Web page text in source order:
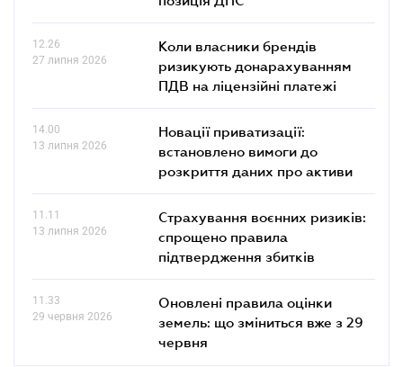
12.26
27 липня 2026
Коли власники брендів
ризикують донарахуванням
ПДВ на ліцензійні платежі
14.00
13 липня 2026
Новації приватизації:
встановлено вимоги до
розкриття даних про активи
11.11
13 липня 2026
Страхування воєнних ризиків:
спрощено правила
підтвердження збитків
11.33
29 червня 2026
Оновлені правила оцінки
земель: що зміниться вже з 29
червня